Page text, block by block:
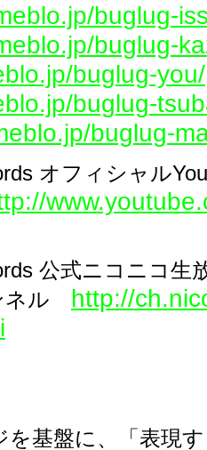
buglug-
buglug-
buglug-you/
buglug-
buglug-
オフィシャル
公式ニコニコ生
ネル http://
を基盤に、「表現